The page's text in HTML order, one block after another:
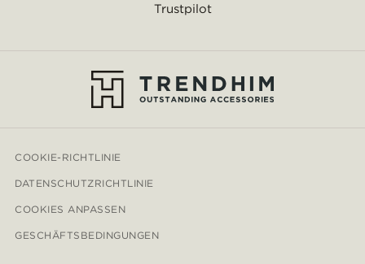
Trustpilot
COOKIE-RICHTLINIE
DATENSCHUTZRICHTLINIE
COOKIES ANPASSEN
GESCHÄFTSBEDINGUNGEN